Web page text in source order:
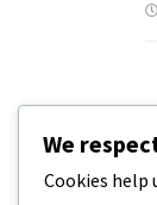
We
Cookies help